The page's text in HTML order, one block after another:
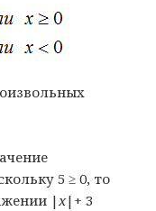
5 ≥ 0, то
|x|+ 3